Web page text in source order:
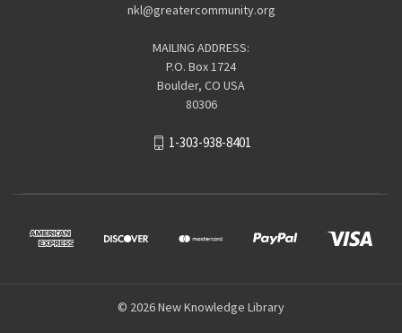
nkl@greatercommunity.org
MAILING ADDRESS:
P.O. Box 1724
Boulder, CO USA
80306
1-303-938-8401
© 2026 New Knowledge Library